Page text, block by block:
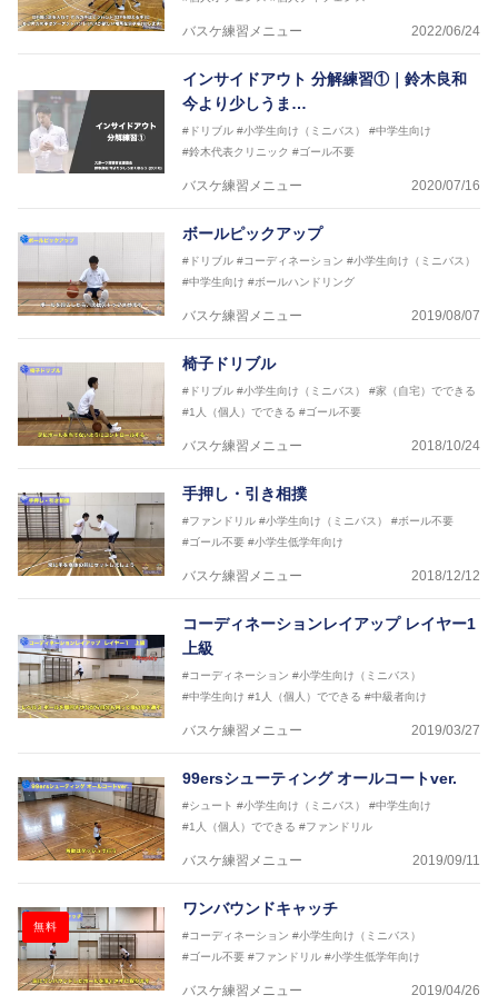
バスケ練習メニュー 2022/06/24
インサイドアウト 分解練習①｜鈴木良和
今より少しうま…
#ドリブル #小学生向け（ミニバス）
#中学生向け
#鈴木代表クリニック #ゴール不要
バスケ練習メニュー 2020/07/16
ボールピックアップ
#ドリブル #コーディネーション #小学生向け（ミニバス）
#中学生向け #ボールハンドリング
バスケ練習メニュー 2019/08/07
椅子ドリブル
#ドリブル #小学生向け（ミニバス）
#家（自宅）でできる
#1人（個人）でできる #ゴール不要
バスケ練習メニュー 2018/10/24
手押し・引き相撲
#ファンドリル #小学生向け（ミニバス）
#ボール不要
#ゴール不要 #小学生低学年向け
バスケ練習メニュー 2018/12/12
コーディネーションレイアップ レイヤー1
上級
#コーディネーション #小学生向け（ミニバス）
#中学生向け #1人（個人）でできる #中級者向け
バスケ練習メニュー 2019/03/27
99ersシューティング オールコートver.
#シュート #小学生向け（ミニバス）
#中学生向け
#1人（個人）でできる #ファンドリル
バスケ練習メニュー 2019/09/11
無料
ワンバウンドキャッチ
#コーディネーション #小学生向け（ミニバス）
#ゴール不要 #ファンドリル #小学生低学年向け
バスケ練習メニュー 2019/04/26